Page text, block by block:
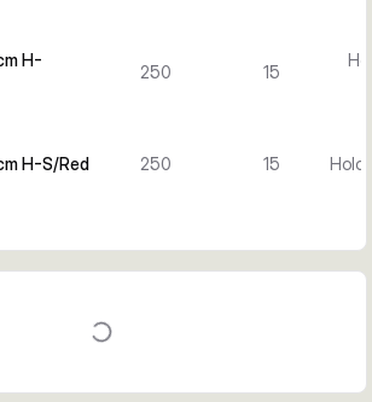
H-
250 15
H-S/Red 250 15 Holo